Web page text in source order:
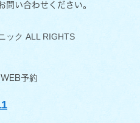
問い合わせください。
ック ALL RIGHTS
WEB予約